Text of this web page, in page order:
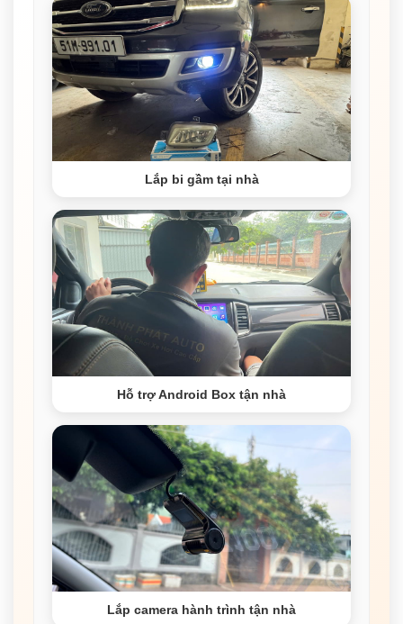
Lắp bi gầm tại nhà
Hỗ trợ Android Box tận nhà
Lắp camera hành trình tận nhà